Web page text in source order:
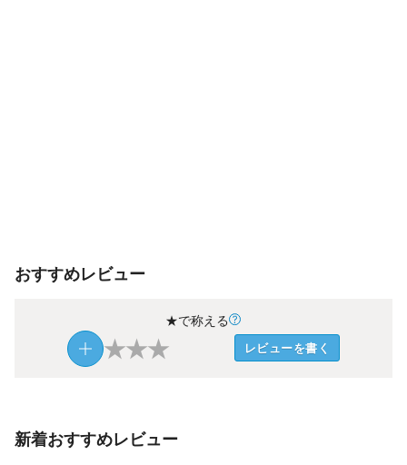
おすすめレビュー
★で称える
★★★ レビューを書く
新着おすすめレビュー